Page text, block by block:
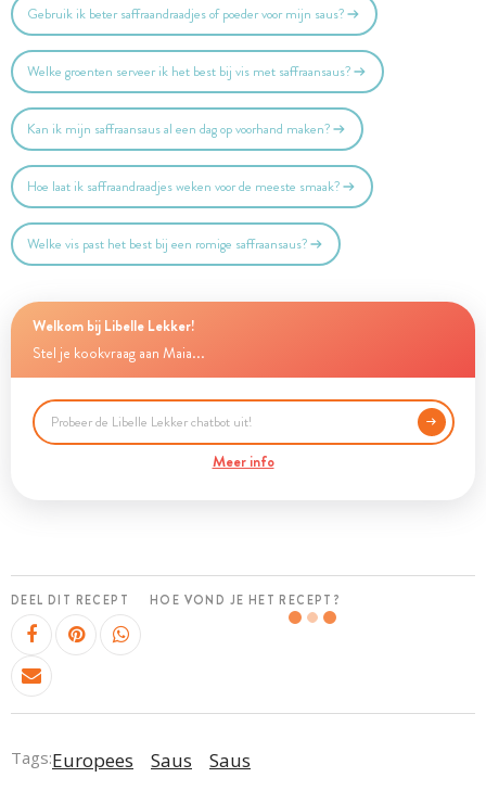
Gebruik ik beter saffraandraadjes of poeder voor mijn saus?
Welke groenten serveer ik het best bij vis met saffraansaus?
Kan ik mijn saffraansaus al een dag op voorhand maken?
Hoe laat ik saffraandraadjes weken voor de meeste smaak?
Welke vis past het best bij een romige saffraansaus?
Welkom bij Libelle Lekker!
Stel je kookvraag aan Maia...
Meer info
DEEL DIT RECEPT HOE VOND JE HET RECEPT?
Tags:Europees Saus Saus